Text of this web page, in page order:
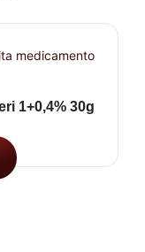
1+0,4% 30g